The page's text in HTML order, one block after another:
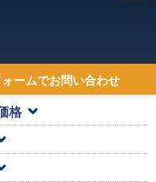
ームでお問い合わせ
格